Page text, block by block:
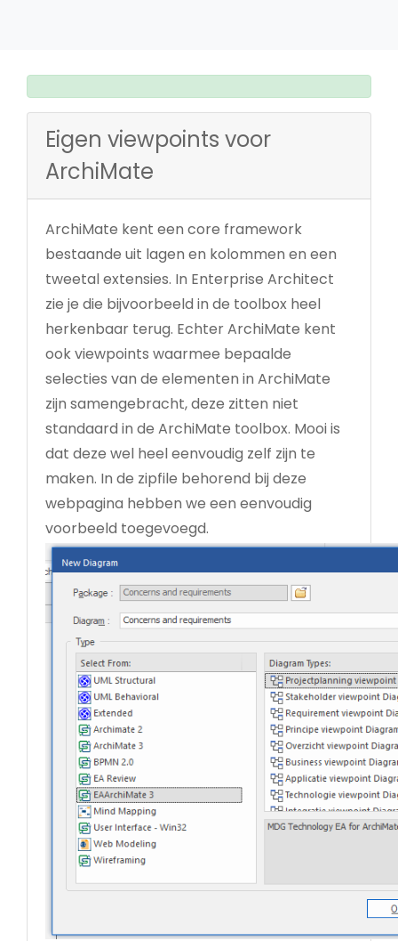
Eigen viewpoints voor
ArchiMate
ArchiMate kent een core framework
bestaande uit lagen en kolommen en een
tweetal extensies. In Enterprise Architect
zie je die bijvoorbeeld in de toolbox heel
herkenbaar terug. Echter ArchiMate kent
ook viewpoints waarmee bepaalde
selecties van de elementen in ArchiMate
zijn samengebracht, deze zitten niet
standaard in de ArchiMate toolbox. Mooi is
dat deze wel heel eenvoudig zelf zijn te
maken. In de zipfile behorend bij deze
webpagina hebben we een eenvoudig
voorbeeld toegevoegd.